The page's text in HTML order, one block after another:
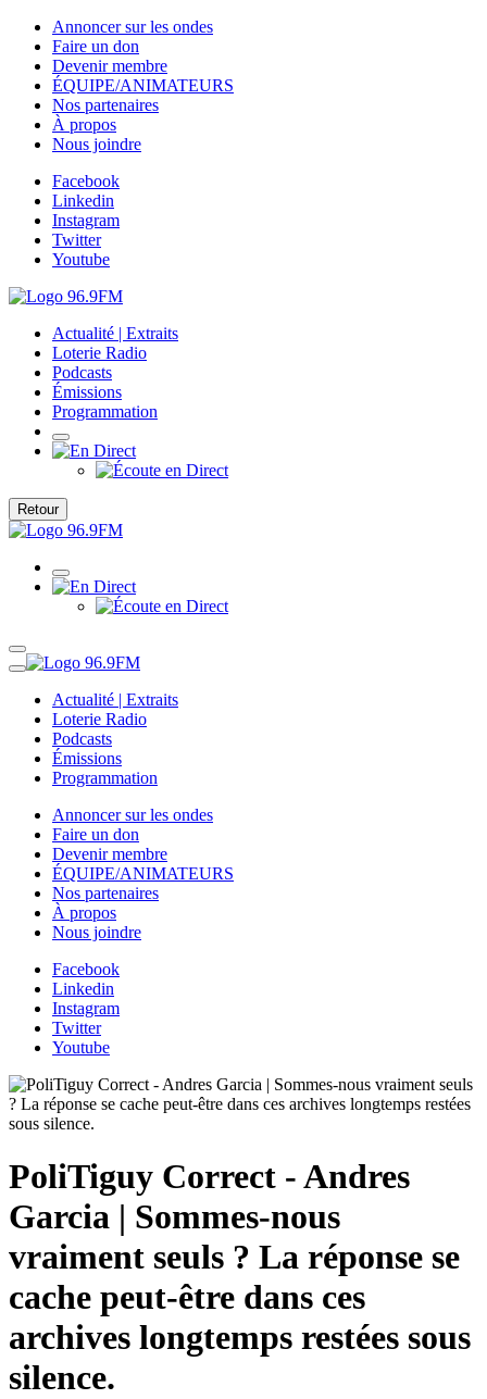
Annoncer sur les ondes
Faire un don
Devenir membre
ÉQUIPE/ANIMATEURS
Nos partenaires
À propos
Nous joindre
Facebook
Linkedin
Instagram
Twitter
Youtube
Actualité | Extraits
Loterie Radio
Podcasts
Émissions
Programmation
Retour
Actualité | Extraits
Loterie Radio
Podcasts
Émissions
Programmation
Annoncer sur les ondes
Faire un don
Devenir membre
ÉQUIPE/ANIMATEURS
Nos partenaires
À propos
Nous joindre
Facebook
Linkedin
Instagram
Twitter
Youtube
PoliTiguy Correct - Andres
Garcia | Sommes-nous
vraiment seuls ? La réponse se
cache peut-être dans ces
archives longtemps restées sous
silence.